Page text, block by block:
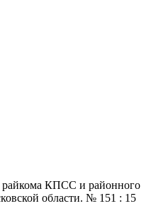
КПСС и районного
области. № 151 : 15